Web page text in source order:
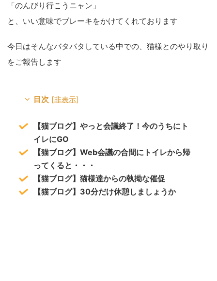
「のんびり行こうニャン」
と、いい意味でブレーキをかけてくれております
今日はそんなバタバタしている中での、猫様とのやり取り
をご報告します
目次 [非表示]
【猫ブログ】やっと会議終了！今のうちにト
イレにGO
【猫ブログ】Web会議の合間にトイレから帰
ってくると・・・
【猫ブログ】猫様達からの執拗な催促
【猫ブログ】30分だけ休憩しましょうか